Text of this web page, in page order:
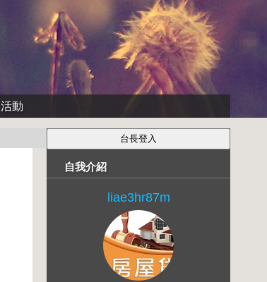
活動
自我介紹
liae3hr87m